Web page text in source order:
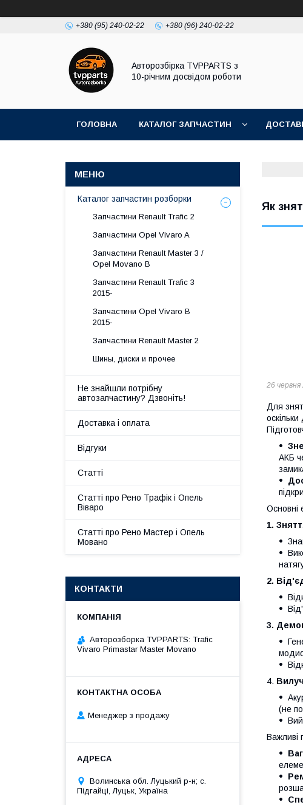
+380 (95) 240-02-22 +380 (96) 240-02-22
Авторозбірка TVPPARTS з
10-річним досвідом роботи
ГОЛОВНА КАТАЛОГ ЗАПЧАСТИН
Як
26 червня
Для
АКБ
Основні
1.
2.
3.
4.
(не
Важливі
Каталог запчастин розборки
Запчастини Renault Trafic 2
Запчастини Opel Vivaro A
Запчастини Renault Master 3 /
Opel Movano B
Запчастини Renault Trafic 3
2015-
Запчастини Opel Vivaro B
2015-
Запчастини Renault Master 2
Шины, диски и прочее
Не знайшли потрібну
автозапчастину? Дзвоніть!
Доставка і оплата
Відгуки
Статті
Статті про Рено Трафік і Опель
Віваро
Статті про Рено Мастер і Опель
Мовано
КОНТАКТИ
Авторозборка TVPPARTS: Trafic
Vivaro Primastar Master Movano
Менеджер з продажу
Волинська обл. Луцький р-н; с.
Підгайці, Луцьк, Україна